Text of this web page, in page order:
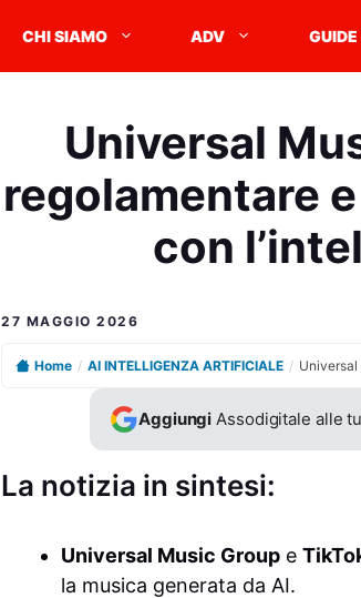
CHI SIAMO ADV GUIDE
Universal
regolamentare
con
27 MAGGIO 2026
Home / AI INTELLIGENZA ARTIFICIALE /
Aggiungi Assodigitale alle
La notizia in sintesi:
Universal Music Group e
la musica generata da AI.